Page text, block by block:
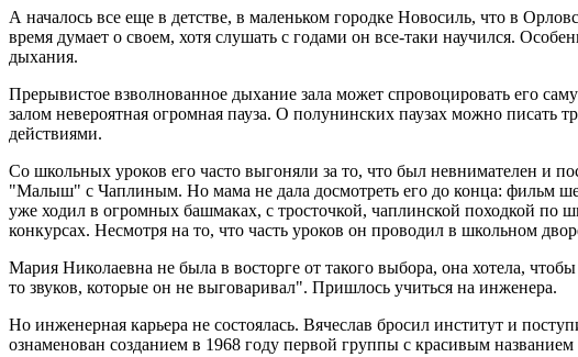
А началось все еще в детстве, в маленьком городке Новосиль, что в
время думает о своем, хотя слушать с годами он все-таки научился.
дыхания.
Прерывистое взволнованное дыхание зала может спровоцировать его
залом невероятная огромная пауза. О полунинских паузах можно писать
действиями.
Со школьных уроков его часто выгоняли за то, что был невнимателен и
"Малыш" с Чаплиным. Но мама не дала досмотреть его до конца: фильм
уже ходил в огромных башмаках, с тросточкой, чаплинской походкой по
конкурсах. Несмотря на то, что часть уроков он проводил в школьном
Мария Николаевна не была в восторге от такого выбора, она хотела,
то звуков, которые он не выговаривал". Пришлось учиться на инженера.
Но инженерная карьера не состоялась. Вячеслав бросил институт и
ознаменован созданием в 1968 году первой группы с красивым